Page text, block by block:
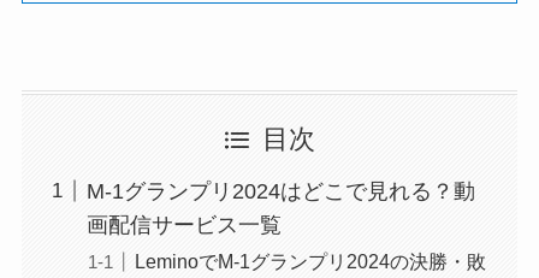
目次
M-1グランプリ2024はどこで見れる？動
画配信サービス一覧
LeminoでM-1グランプリ2024の決勝・敗